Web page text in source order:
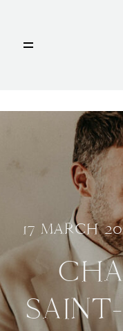
17 MARCH
WORLDWIDE